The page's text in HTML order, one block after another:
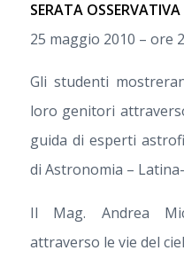
SERATA
25 maggio 2010 – ore
Gli studenti
loro genitori
guida di esperti
di Astronomia –
Il Mag. Andrea
attraverso le vie del